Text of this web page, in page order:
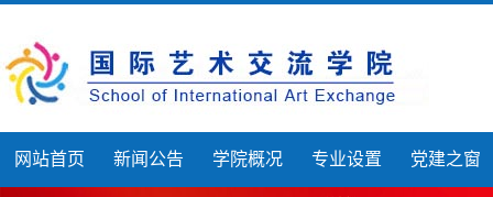
网站首页 新闻公告 学院概况 专业设置 党建之窗